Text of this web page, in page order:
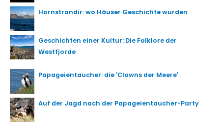
Hornstrandir: wo Häuser Geschichte wurden
Geschichten einer Kultur: Die Folklore der
Westfjorde
Papageientaucher: die 'Clowns der Meere'
Auf der Jagd nach der Papageientaucher-Party